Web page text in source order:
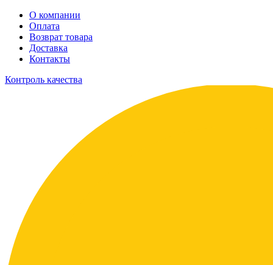
О компании
Оплата
Возврат товара
Доставка
Контакты
Контроль качества